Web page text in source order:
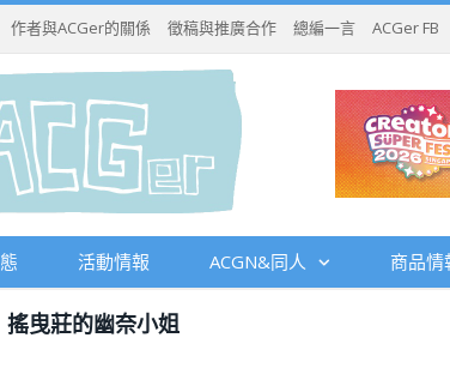
作者與ACGer的關係 徵稿與推廣合作 總編一言 ACGer FB
活動情報 ACGN&同人 商品情
搖曳莊的幽奈小姐